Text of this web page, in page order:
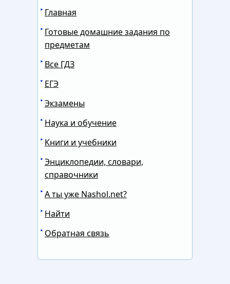
Главная
Готовые домашние задания по
предметам
Все ГДЗ
ЕГЭ
Экзамены
Наука и обучение
Книги и учебники
Энциклопедии, словари,
справочники
А ты уже Nashol.net?
Найти
Обратная связь